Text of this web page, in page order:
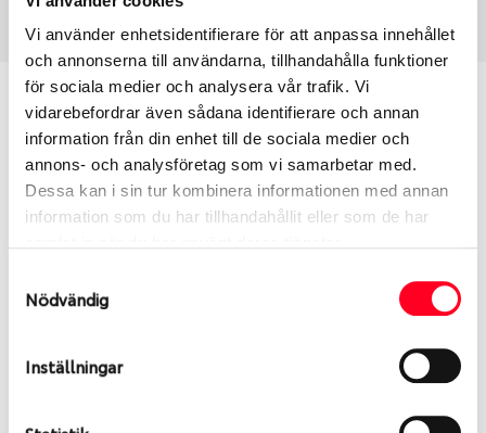
Vi använder enhetsidentifierare för att anpassa innehållet
och annonserna till användarna, tillhandahålla funktioner
för sociala medier och analysera vår trafik. Vi
vidarebefordrar även sådana identifierare och annan
information från din enhet till de sociala medier och
annons- och analysföretag som vi samarbetar med.
Dessa kan i sin tur kombinera informationen med annan
information som du har tillhandahållit eller som de har
Nödvändig
Inställningar
1316
Passar detta däck min bil?
Ange registreringsnummer för att se om det däck
du valt passar din bilmodell. Om du köper däck som
skall sättas på dina befintliga fälgar, se till att kolla
årens lopp och inte vara samma dimension som
bilen hade ut från fabrik.